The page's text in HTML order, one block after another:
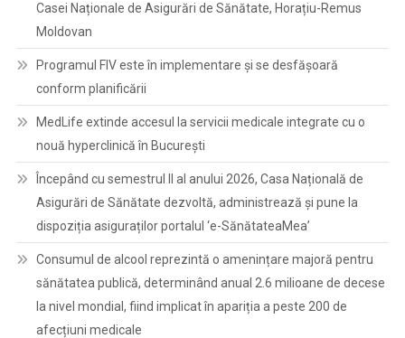
Casei Naționale de Asigurări de Sănătate, Horațiu-Remus
Moldovan
Programul FIV este în implementare și se desfășoară
conform planificării
MedLife extinde accesul la servicii medicale integrate cu o
nouă hyperclinică în București
Începând cu semestrul II al anului 2026, Casa Națională de
Asigurări de Sănătate dezvoltă, administrează și pune la
dispoziția asiguraților portalul ‘e-SănătateaMea’
Consumul de alcool reprezintă o amenințare majoră pentru
sănătatea publică, determinând anual 2.6 milioane de decese
la nivel mondial, fiind implicat în apariția a peste 200 de
afecțiuni medicale